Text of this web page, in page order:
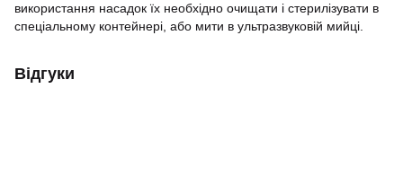
використання насадок їх необхідно очищати і стерилізувати в
спеціальному контейнері, або мити в ультразвуковій мийці.
Відгуки